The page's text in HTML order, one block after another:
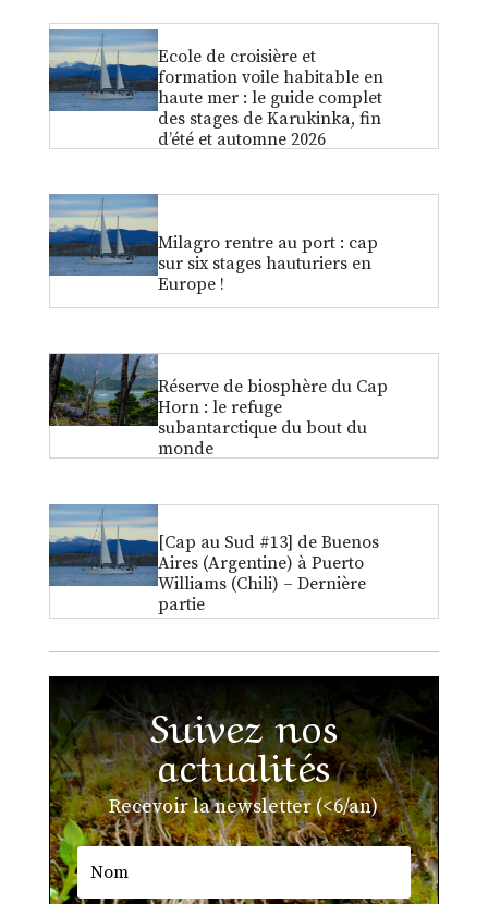
Ecole de croisière et
formation voile habitable en
haute mer : le guide complet
des stages de Karukinka, fin
d’été et automne 2026
Milagro rentre au port : cap
sur six stages hauturiers en
Europe !
Réserve de biosphère du Cap
Horn : le refuge
subantarctique du bout du
monde
[Cap au Sud #13] de Buenos
Aires (Argentine) à Puerto
Williams (Chili) – Dernière
partie
Suivez nos
actualités
Recevoir la newsletter (<6/an)